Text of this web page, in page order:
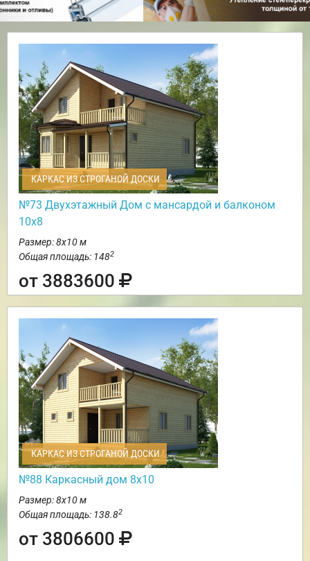
КАРКАС ИЗ СТРОГАНОЙ ДОСКИ
№73 Двухэтажный Дом с мансардой и балконом
10х8
Размер: 8х10 м
Общая площадь: 1482
от 3883600
КАРКАС ИЗ СТРОГАНОЙ ДОСКИ
№88 Каркасный дом 8х10
Размер: 8х10 м
Общая площадь: 138.82
от 3806600